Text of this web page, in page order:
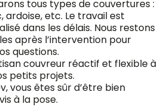
tous types de couvertures :
ardoise, etc. Le travail est
dans les délais. Nous restons
après l’intervention pour
questions.
couvreur réactif et flexible à
petits projets.
vous êtes sûr d’être bien
à la pose.